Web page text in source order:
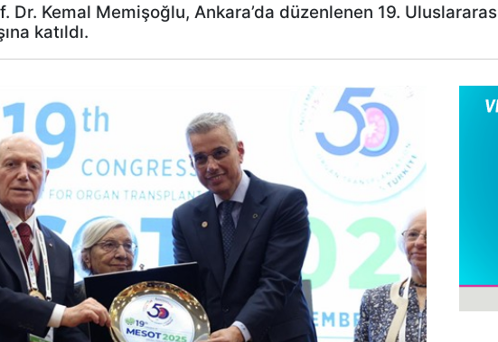
Dr. Kemal Memişoğlu, Ankara’da düzenlenen 19.
katıldı.